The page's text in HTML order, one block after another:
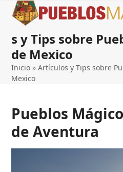
SkipOpen
mobile
menu
Close
mobile
menu
s y Tips sobre
de Mexico
Inicio »Artículos y Tips sobre
Mexico
Pueblos
de Aventura